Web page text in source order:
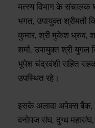
मत्स्य विभाग के संचालक
भगत, उपायुक्त श्रीमती
कुमार, श्री मुकेश ध्रुव,
शर्मा, उपायुक्त श्री
भूपेश चंद्रवंशी सहित
उपस्थित रहे।
इसके अलावा अपेक्स बैंक,
वनोपज संघ, दुग्ध